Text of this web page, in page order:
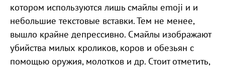
котором используются лишь смайлы emoji и и
небольшие текстовые вставки. Тем не менее,
вышло крайне депрессивно. Смайлы изображают
убийства милых кроликов, коров и обезьян с
помощью оружия, молотков и др. Стоит отметить,